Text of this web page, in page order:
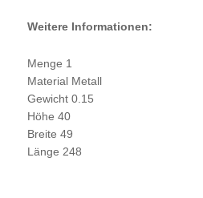
Weitere Informationen:
Menge 1
Material Metall
Gewicht 0.15
Höhe 40
Breite 49
Länge 248